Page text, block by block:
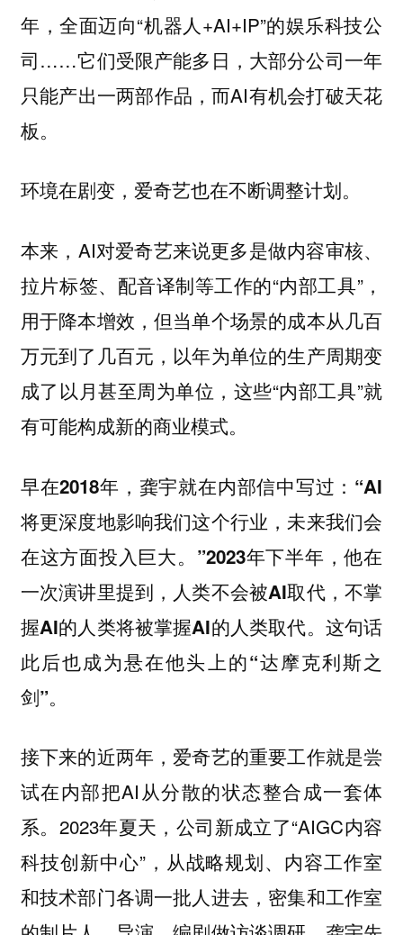
年，全面迈向“机器人+AI+IP”的娱乐科技公
司……它们受限产能多日，大部分公司一年
只能产出一两部作品，而AI有机会打破天花
板。
环境在剧变，爱奇艺也在不断调整计划。
本来，AI对爱奇艺来说更多是做内容审核、
拉片标签、配音译制等工作的“内部工具”，
用于降本增效，但当单个场景的成本从几百
万元到了几百元，以年为单位的生产周期变
成了以月甚至周为单位，这些“内部工具”就
有可能构成新的商业模式。
早在2018年，龚宇就在内部信中写过：“AI
将更深度地影响我们这个行业，未来我们会
在这方面投入巨大。”2023年下半年，他在
一次演讲里提到，人类不会被AI取代，不掌
握AI的人类将被掌握AI的人类取代。这句话
此后也成为悬在他头上的“达摩克利斯之
剑”。
接下来的近两年，爱奇艺的重要工作就是尝
试在内部把AI从分散的状态整合成一套体
系。2023年夏天，公司新成立了“AIGC内容
科技创新中心”，从战略规划、内容工作室
和技术部门各调一批人进去，密集和工作室